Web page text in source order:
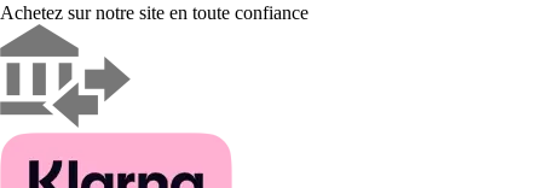
Achetez sur notre site en toute confiance